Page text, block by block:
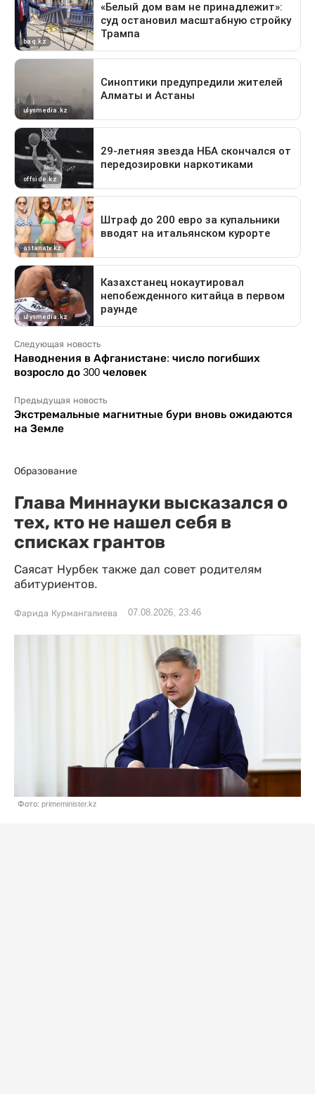
Следующая новость
Наводнения в Афганистане: число погибших
возросло до 300 человек
Предыдущая новость
Экстремальные магнитные бури вновь ожидаются
на Земле
Образование
Глава Миннауки высказался о
тех, кто не нашел себя в
списках грантов
Саясат Нурбек также дал совет родителям
абитуриентов.
Фарида Курмангалиева 07.08.2026, 23:46
Фото: primeminister.kz